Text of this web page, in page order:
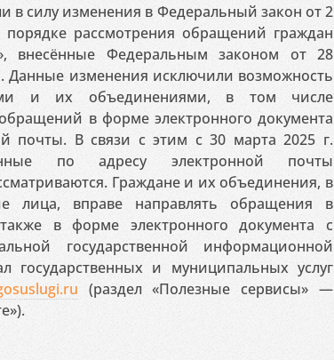
в силу изменения в Федеральный закон от 2
рассмотрения обращений граждан
внесённые Федеральным законом от 28
Данные изменения исключили возможность
и их объединениями, в том числе
в форме электронного документа
почты. В связи с этим с 30 марта 2025 г.
по адресу электронной почты
Граждане и их объединения, в
лица, вправе направлять обращения в
в форме электронного документа с
государственной информационной
государственных и муниципальных услуг
(раздел «Полезные сервисы» —